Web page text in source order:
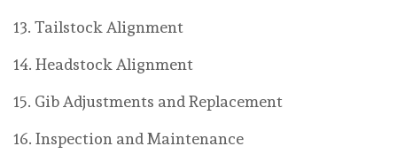
13. Tailstock Alignment
14. Headstock Alignment
15. Gib Adjustments and Replacement
16. Inspection and Maintenance